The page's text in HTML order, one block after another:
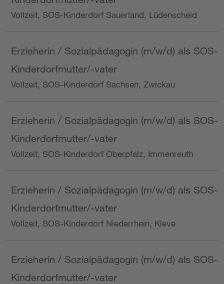
Vollzeit, SOS-Kinderdorf Sauerland, Lüdenscheid
Erzieherin / Sozialpädagogin (m/w/d) als SOS-
Kinderdorfmutter/-vater
Vollzeit, SOS-Kinderdorf Sachsen, Zwickau
Erzieherin / Sozialpädagogin (m/w/d) als SOS-
Kinderdorfmutter/-vater
Vollzeit, SOS-Kinderdorf Oberpfalz, Immenreuth
Erzieherin / Sozialpädagogin (m/w/d) als SOS-
Kinderdorfmutter/-vater
Vollzeit, SOS-Kinderdorf Niederrhein, Kleve
Erzieherin / Sozialpädagogin (m/w/d) als SOS-
Kinderdorfmutter/-vater